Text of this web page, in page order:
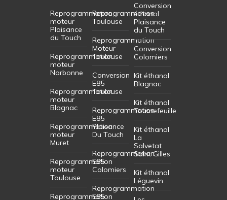
Reprogrammation
moteur
Plaisance
du Touch
Reprogrammation
moteur
Narbonne
Reprogrammation
moteur
Blagnac
Reprogrammation
moteur
Muret
Reprogrammation
moteur
Toulouse
Reprogrammation
Reprogrammation
Toulouse
Reprogrammation
Moteur
Toulouse
Conversion
E85
Toulouse
Reprogrammation
E85
Plaisance
Du Touch
Reprogrammation
E85
Colomiers
Reprogrammation
E85
Conversion
éthanol
Plaisance
du Touch
Conversion
Colomiers
Kit éthanol
Blagnac
Kit éthanol
Tournefeuille
Kit éthanol
La
Salvetat
Saint Gilles
Kit éthanol
Léguevin